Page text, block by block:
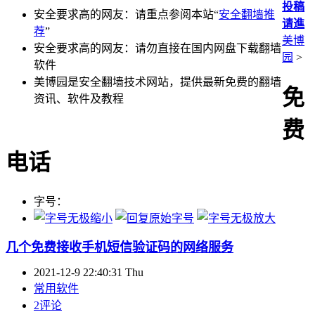
安全要求高的网友：请重点参阅本站“安全翻墙推
荐”
安全要求高的网友：请勿直接在国内网盘下载翻墙
软件
美博园是安全翻墙技术网站，提供最新免费的翻墙
资讯、软件及教程
投稿
请進
美博
园 >
免
费
电话
字号：
几个免费接收手机短信验证码的网络服务
2021-12-9 22:40:31 Thu
常用软件
2评论